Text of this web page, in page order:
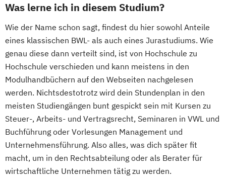
Was lerne ich in diesem Studium?
Wie der Name schon sagt, findest du hier sowohl Anteile
eines klassischen BWL- als auch eines Jurastudiums. Wie
genau diese dann verteilt sind, ist von Hochschule zu
Hochschule verschieden und kann meistens in den
Modulhandbüchern auf den Webseiten nachgelesen
werden. Nichtsdestotrotz wird dein Stundenplan in den
meisten Studiengängen bunt gespickt sein mit Kursen zu
Steuer-, Arbeits- und Vertragsrecht, Seminaren in VWL und
Buchführung oder Vorlesungen Management und
Unternehmensführung. Also alles, was dich später fit
macht, um in den Rechtsabteilung oder als Berater für
wirtschaftliche Unternehmen tätig zu werden.